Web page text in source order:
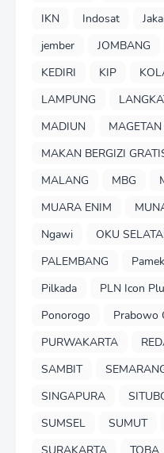
IKN
Indosat
jember
JOMBANG
KEDIRI
KIP
LAMPUNG
MADIUN
MAGETAN
MAKAN BERGIZI
MALANG
MBG
MUARA ENIM
Ngawi
OKU
PALEMBANG
Pilkada
PLN Icon
Ponorogo
Prabowo
PURWAKARTA
SAMBIT
SINGAPURA
SUMSEL
SUMUT
SURAKARTA
TOBA